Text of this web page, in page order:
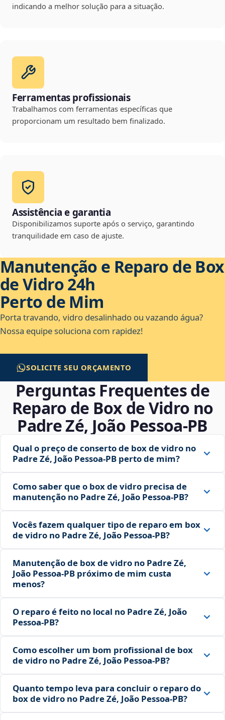
indicando a melhor solução para a situação.
Ferramentas profissionais
Trabalhamos com ferramentas específicas que
proporcionam um resultado bem finalizado.
Assistência e garantia
Disponibilizamos suporte após o serviço, garantindo
tranquilidade em caso de ajuste.
Manutenção e Reparo de Box
de Vidro 24h
Perto de Mim
Porta travando, vidro desalinhado ou vazando água?
Nossa equipe soluciona com rapidez!
SOLICITE SEU ORÇAMENTO
Perguntas Frequentes de
Reparo de Box de Vidro no
Padre Zé, João Pessoa‑PB
Qual o preço de conserto de box de vidro no
Padre Zé, João Pessoa‑PB perto de mim?
Como saber que o box de vidro precisa de
manutenção no Padre Zé, João Pessoa‑PB?
Vocês fazem qualquer tipo de reparo em box
de vidro no Padre Zé, João Pessoa‑PB?
Manutenção de box de vidro no Padre Zé,
João Pessoa‑PB próximo de mim custa
menos?
O reparo é feito no local no Padre Zé, João
Pessoa‑PB?
Como escolher um bom profissional de box
de vidro no Padre Zé, João Pessoa‑PB?
Quanto tempo leva para concluir o reparo do
box de vidro no Padre Zé, João Pessoa‑PB?